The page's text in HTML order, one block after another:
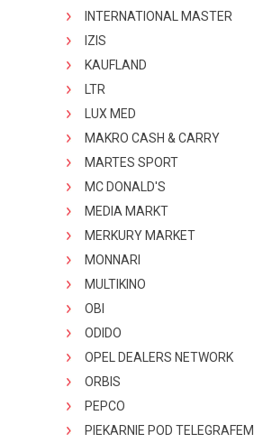
INTERNATIONAL MASTER
IZIS
KAUFLAND
LTR
LUX MED
MAKRO CASH & CARRY
MARTES SPORT
MC DONALD'S
MEDIA MARKT
MERKURY MARKET
MONNARI
MULTIKINO
OBI
ODIDO
OPEL DEALERS NETWORK
ORBIS
PEPCO
PIEKARNIE POD TELEGRAFEM